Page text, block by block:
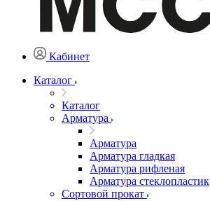
Кабинет
Каталог
Каталог
Арматура
Арматура
Арматура гладкая
Арматура рифленая
Арматура стеклопластик
Сортовой прокат